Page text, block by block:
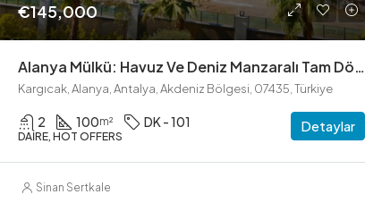
€145,000
Alanya Mülkü: Havuz Ve Deniz Manzaralı Tam Döşenmiş Dubleks
Kargıcak, Alanya, Antalya, Akdeniz Bölgesi, 07435, Türkiye
2 100m² DK - 101
DAIRE, HOT OFFERS
Detaylar
Sinan Sertkale